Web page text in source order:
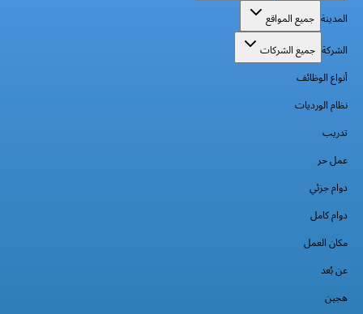
المدينة جميع المواقع
الشركة جميع الشركات
أنواع الوظائف
نظام الورديات
تدريب
عمل حر
دوام جزئي
دوام كامل
مكان العمل
عن بُعد
هجين